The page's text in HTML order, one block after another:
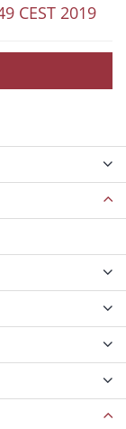
CEST 2019